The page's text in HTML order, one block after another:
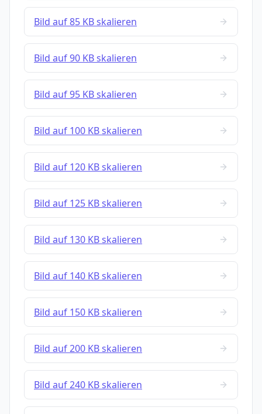
Bild auf 85 KB skalieren
Bild auf 90 KB skalieren
Bild auf 95 KB skalieren
Bild auf 100 KB skalieren
Bild auf 120 KB skalieren
Bild auf 125 KB skalieren
Bild auf 130 KB skalieren
Bild auf 140 KB skalieren
Bild auf 150 KB skalieren
Bild auf 200 KB skalieren
Bild auf 240 KB skalieren